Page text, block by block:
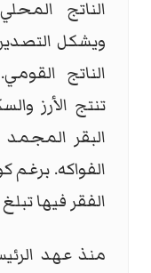
الناتج
تنتج الأرز
البقر المجمد
الفواكه. برغم
الفقر فيها تبلغ 67 بالمئة.
منذ عهد